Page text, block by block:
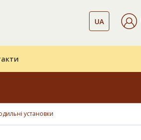
UA
установки